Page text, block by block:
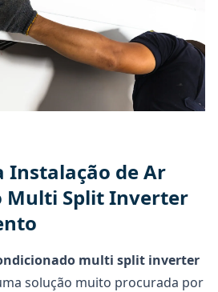
Instalação de Ar
Multi Split Inverter
multi split inverter
solução muito procurada por